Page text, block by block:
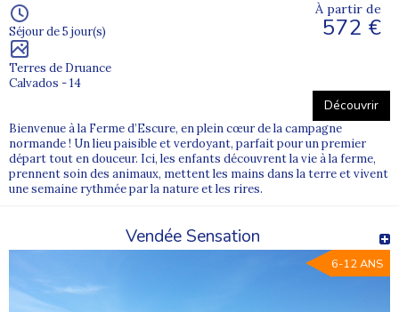
Séjour de 5 jour(s)
Terres de Druance
Calvados - 14
À partir de
572 €
Découvrir
Bienvenue à la Ferme d’Escure, en plein cœur de la campagne
normande ! Un lieu paisible et verdoyant, parfait pour un premier
départ tout en douceur. Ici, les enfants découvrent la vie à la ferme,
prennent soin des animaux, mettent les mains dans la terre et vivent
une semaine rythmée par la nature et les rires.
Vendée Sensation
6-12 ANS